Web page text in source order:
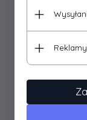
przypadku
SP Z O.
towar.